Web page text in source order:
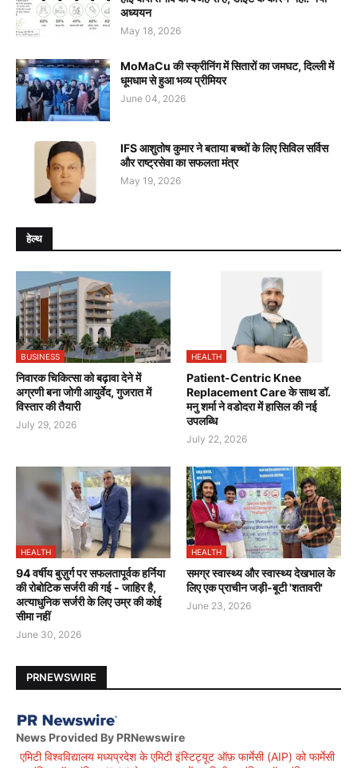
अध्ययन
May 18, 2026
MoMaCu की स्क्रीनिंग में सितारों का जमघट, दिल्ली में
धूमधाम से हुआ भव्य प्रीमियर
June 04, 2026
IFS आशुतोष कुमार ने बताया बच्चों के लिए सिविल सर्विस
और राष्ट्रसेवा का सफलता मंत्र
May 19, 2026
हेल्थ
BUSINESS
निवारक चिकित्सा को बढ़ावा देने में
अग्रणी बना जोगी आयुर्वेद, गुजरात में
विस्तार की तैयारी
July 29, 2026
HEALTH
Patient-Centric Knee
Replacement Care के साथ डॉ.
मनु शर्मा ने वडोदरा में हासिल की नई
उपलब्धि
July 22, 2026
HEALTH
94 वर्षीय बुज़ुर्ग पर सफलतापूर्वक हर्निया
की रोबोटिक सर्जरी की गई - जाहिर है,
अत्याधुनिक सर्जरी के लिए उम्र की कोई
सीमा नहीं
June 30, 2026
HEALTH
समग्र स्वास्थ्य और स्वास्थ्य देखभाल के
लिए एक प्राचीन जड़ी-बूटी 'शतावरी'
June 23, 2026
PRNEWSWIRE
News Provided By PRNewswire
एमिटी विश्वविद्यालय मध्यप्रदेश के एमिटी इंस्टिट्यूट ऑफ़ फार्मेसी (AIP) को फार्मेसी